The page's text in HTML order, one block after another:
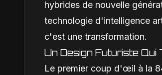
hybrides de nouvelle
technologie d'intelligence
c'est une transformation.
Un Design Futuriste
Le premier coup d'œil à la